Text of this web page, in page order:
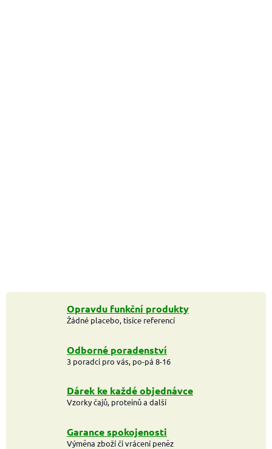
Opravdu funkční produkty
Žádné placebo, tisíce referencí
Odborné poradenství
3 poradci pro vás, po-pá 8-16
Dárek ke každé objednávce
Vzorky čajů, proteinů a další
Garance spokojenosti
Výměna zboží či vrácení peněz